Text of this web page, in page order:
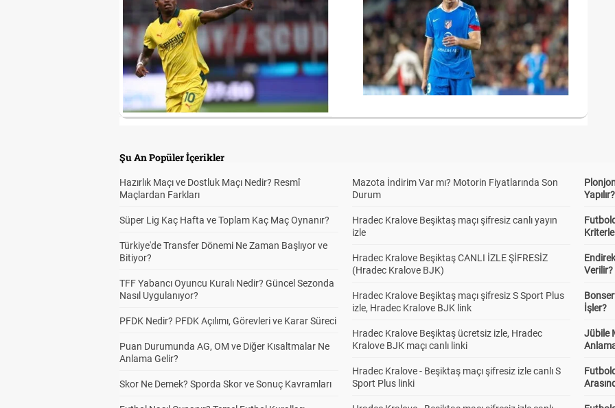
Şu An Popüler İçerikler
Hazırlık Maçı ve Dostluk Maçı Nedir? Resmî
Maçlardan Farkları
Süper Lig Kaç Hafta ve Toplam Kaç Maç Oynanır?
Türkiye'de Transfer Dönemi Ne Zaman Başlıyor ve
Bitiyor?
TFF Yabancı Oyuncu Kuralı Nedir? Güncel Sezonda
Nasıl Uygulanıyor?
PFDK Nedir? PFDK Açılımı, Görevleri ve Karar Süreci
Puan Durumunda AG, OM ve Diğer Kısaltmalar Ne
Anlama Gelir?
Skor Ne Demek? Sporda Skor ve Sonuç Kavramları
Mazota İndirim Var mı? Motorin Fiyatlarında Son
Durum
Hradec Kralove Beşiktaş maçı şifresiz canlı yayın
izle
Hradec Kralove Beşiktaş CANLI İZLE ŞİFRESİZ
(Hradec Kralove BJK)
Hradec Kralove Beşiktaş maçı şifresiz S Sport Plus
izle, Hradec Kralove BJK link
Hradec Kralove Beşiktaş ücretsiz izle, Hradec
Kralove BJK maçı canlı linki
Hradec Kralove - Beşiktaş maçı şifresiz izle canlı S
Sport Plus linki
Yapılır?
Verilir?
İşler?
Jübile